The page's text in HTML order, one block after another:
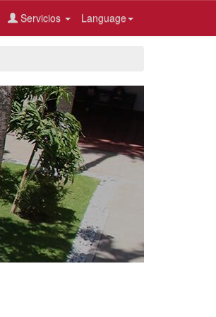
Language
Servicios